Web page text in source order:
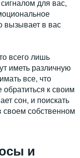
для вас,
вызывает в вас
всего лишь
иметь различную
все, что
к своим
сон, и поискать
своем собственном
и